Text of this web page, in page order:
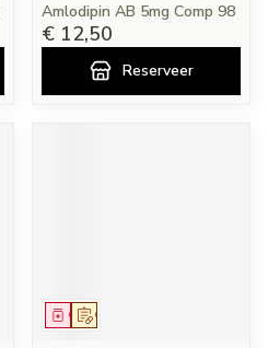
Amlodipin AB 5mg Comp 98
€ 12,50
Reserveer
Op voorschrift
Geneesmiddel